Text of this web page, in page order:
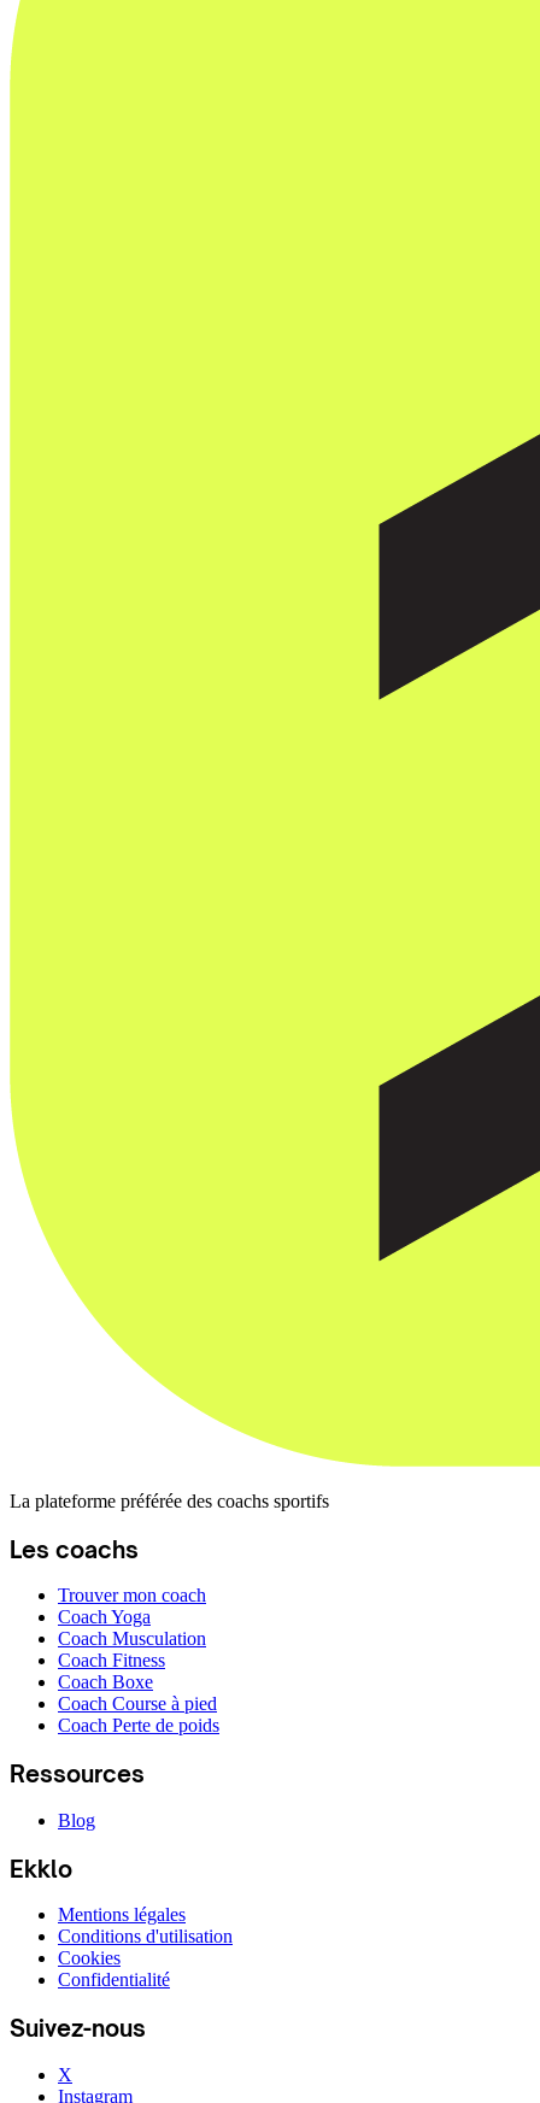
La plateforme préférée des coachs sportifs
Les coachs
Trouver mon coach
Coach Yoga
Coach Musculation
Coach Fitness
Coach Boxe
Coach Course à pied
Coach Perte de poids
Ressources
Blog
Ekklo
Mentions légales
Conditions d'utilisation
Cookies
Confidentialité
Suivez-nous
X
Instagram